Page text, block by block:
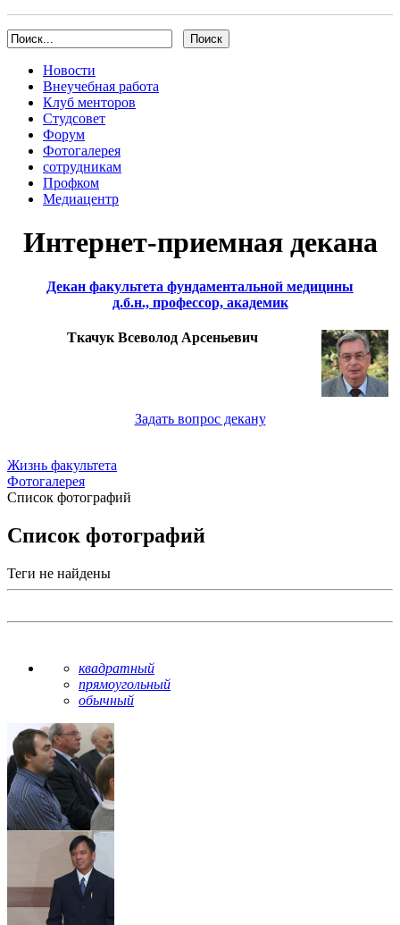
Новости
Внеучебная работа
Клуб менторов
Студсовет
Форум
Фотогалерея
сотрудникам
Профком
Медиацентр
Интернет-приемная декана
Декан факультета фундаментальной медицины
д.б.н., профессор, академик
Ткачук Всеволод Арсеньевич
Задать вопрос декану
Жизнь факультета
Фотогалерея
Список фотографий
Список фотографий
Теги не найдены
квадратный
прямоугольный
обычный